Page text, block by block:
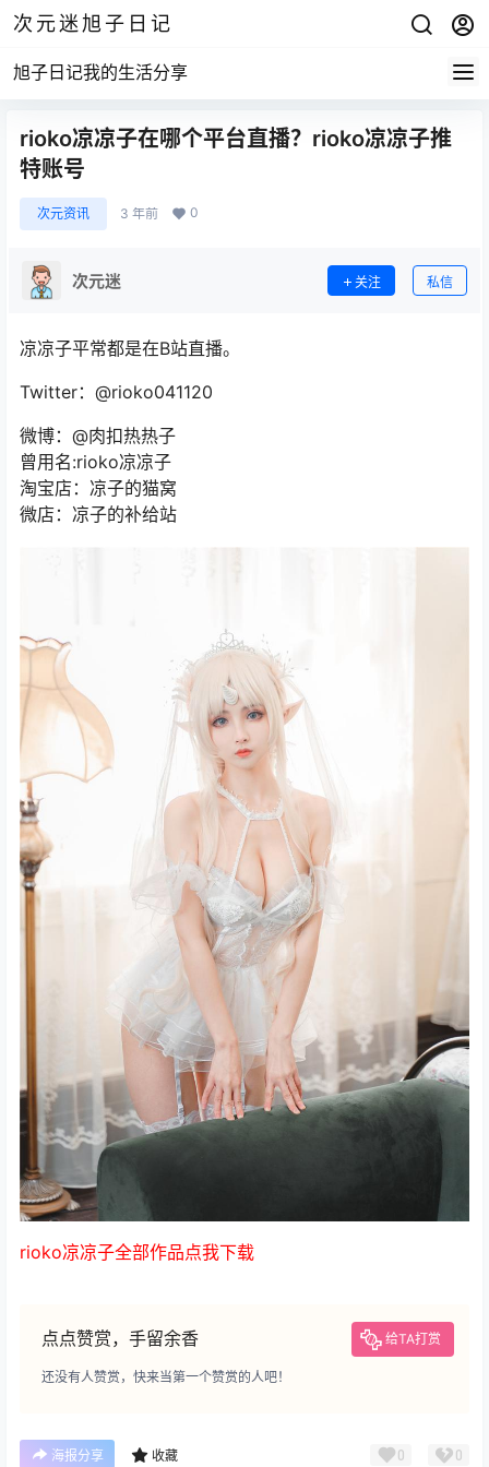
次元迷旭子日记
旭子日记我的生活分享
rioko凉凉子在哪个平台直播？rioko凉凉子推
特账号
次元资讯 3 年前 0
次元迷 关注 私信
凉凉子平常都是在B站直播。
Twitter：@rioko041120
微博：@肉扣热热子
曾用名:rioko凉凉子
淘宝店：凉子的猫窝
微店：凉子的补给站
rioko凉凉子全部作品点我下载
点点赞赏，手留余香 给TA打赏
还没有人赞赏，快来当第一个赞赏的人吧！
海报分享 收藏 0 0